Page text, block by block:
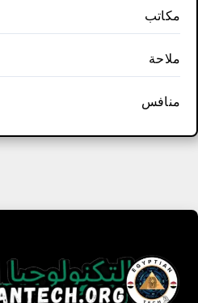
مكاتب
ملاحة
منافس